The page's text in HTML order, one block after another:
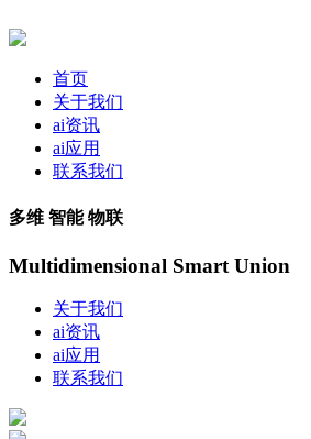
首页
关于我们
ai资讯
ai应用
联系我们
多维 智能 物联
Multidimensional Smart Union
关于我们
ai资讯
ai应用
联系我们